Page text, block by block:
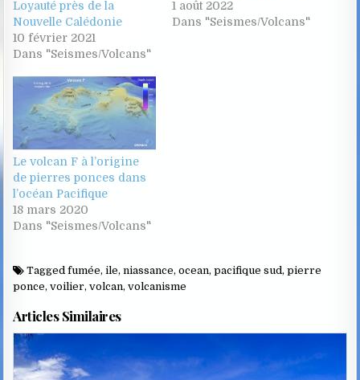
Loyauté près de la
Nouvelle Calédonie
10 février 2021
Dans "Seismes/Volcans"
1 août 2022
Dans "Seismes/Volcans"
Le volcan F à l’origine
de pierres ponces dans
l’océan Pacifique
18 mars 2020
Dans "Seismes/Volcans"
Taggedfumée,ile,niassance,ocean,pacifique sud,pierre
ponce,voilier,volcan,volcanisme
Articles Similaires
Posted